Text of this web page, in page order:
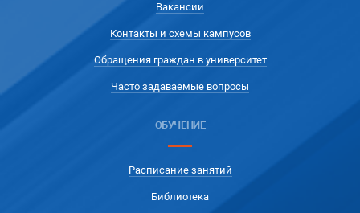
Вакансии
Контакты и схемы кампусов
Обращения граждан в университет
Часто задаваемые вопросы
ОБУЧЕНИЕ
Расписание занятий
Библиотека